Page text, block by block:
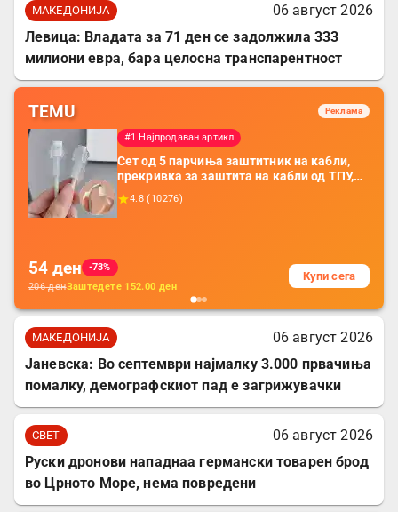
МАКЕДОНИЈА
06 август 2026
Левица: Владата за 71 ден се задолжила 333
милиони евра, бара целосна транспарентност
TEMU Реклама
#1 Најпродаван артикл
Сет од 5 парчиња заштитник на кабли,
прекривка за заштита на кабли од ТПУ,
додатоци за заштита на кабли, без
батерија, за мобилни телефони, комплет
4.8 (10276)
54 ден
-73%
206денЗаштедете 152.00 ден
Купи сега
МАКЕДОНИЈА
06 август 2026
Јаневска: Во септември најмалку 3.000 првачиња
помалку, демографскиот пад е загрижувачки
СВЕТ
06 август 2026
Руски дронови нападнаа германски товарен брод
во Црното Море, нема повредени